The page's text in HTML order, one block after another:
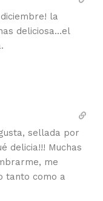
la
deliciosa…el
sellada por
delicia!!! Muchas
me
tanto como a